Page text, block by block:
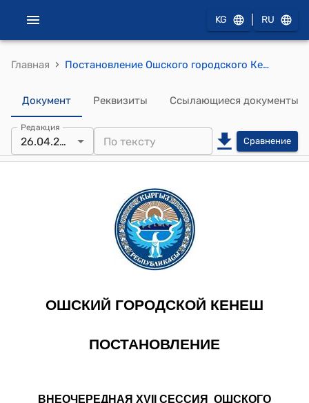
KG RU
Главная › Постановление Ошского городского Кенеша от 26 апреля 2014 года №172 "Об утверждении Программы развития города Ош на 2014-2017 годы"
Документ Реквизиты Ссылающиеся документы
Редакция
26.04.2014 Сравнение